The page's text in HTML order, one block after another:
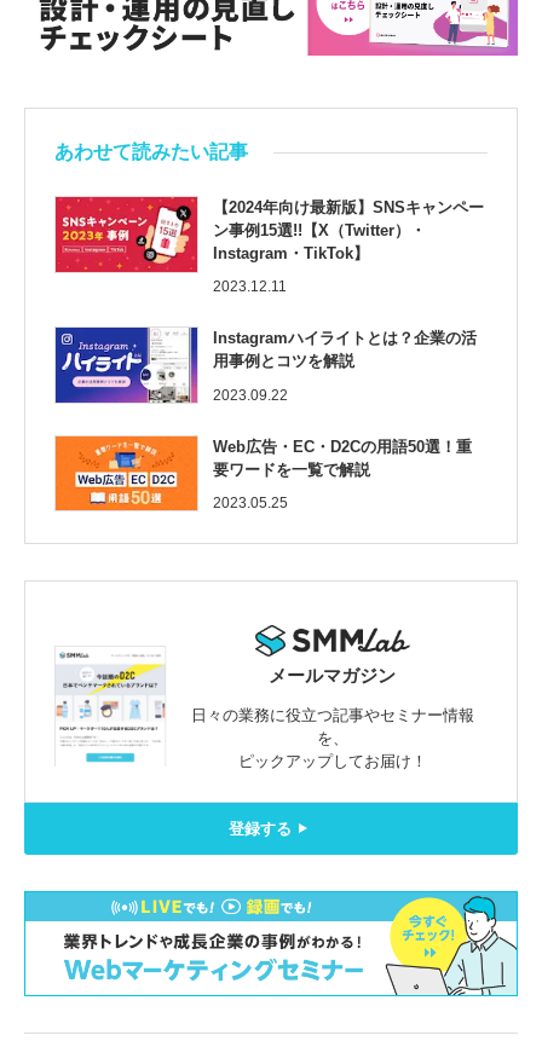
あわせて読みたい記事
【2024年向け最新版】SNSキャンペー
ン事例15選!!【X（Twitter）・
Instagram・TikTok】
2023.12.11
Instagramハイライトとは？企業の活
用事例とコツを解説
2023.09.22
Web広告・EC・D2Cの用語50選！重
要ワードを一覧で解説
2023.05.25
メールマガジン
日々の業務に役立つ記事やセミナー情報
を、
ピックアップしてお届け！
登録する